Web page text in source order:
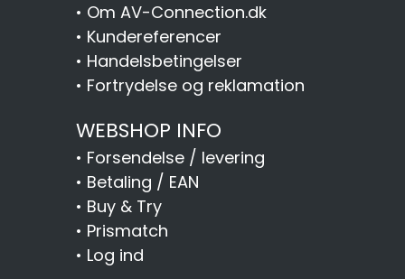
• Om AV-Connection.dk
• Kundereferencer
• Handelsbetingelser
• Fortrydelse og reklamation
WEBSHOP INFO
• Forsendelse / levering
• Betaling / EAN
• Buy & Try
• Prismatch
• Log ind